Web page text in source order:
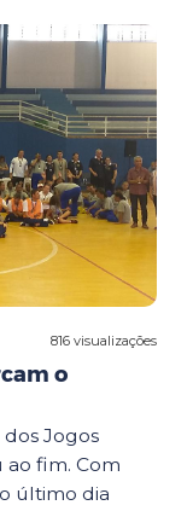
816 visualizações
o
dos Jogos
fim. Com
último dia